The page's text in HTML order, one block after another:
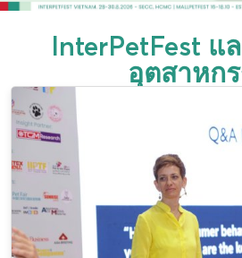
InterPetFest แ
อุตสาหก